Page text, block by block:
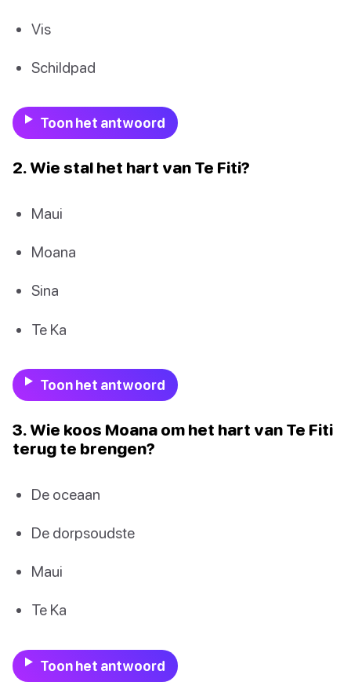
Vis
Schildpad
Toon het antwoord
2. Wie stal het hart van Te Fiti?
Maui
Moana
Sina
Te Ka
Toon het antwoord
3. Wie koos Moana om het hart van Te Fiti
terug te brengen?
De oceaan
De dorpsoudste
Maui
Te Ka
Toon het antwoord